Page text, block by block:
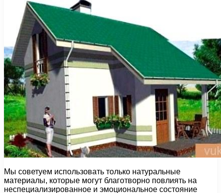
Мы советуем использовать только натуральные
материалы, которые могут благотворно повлиять на
неспециализированное и эмоциональное состояние